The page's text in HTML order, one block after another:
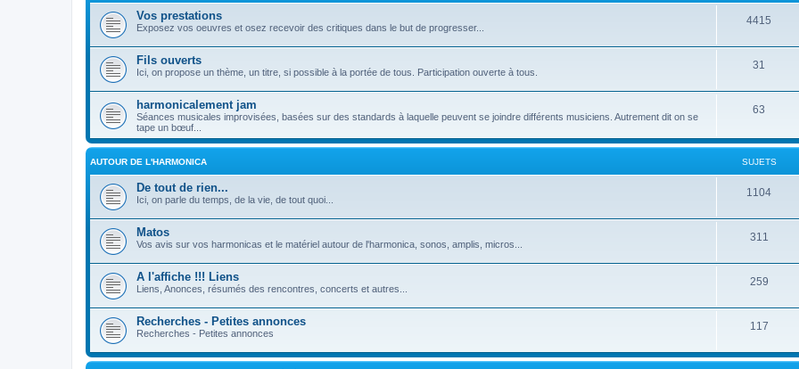
Vos prestations
Exposez vos oeuvres et osez recevoir des critiques dans le but de progresser...
4415
Fils ouverts
Ici, on propose un thème, un titre, si possible à la portée de tous. Participation ouverte à tous.
31
harmonicalement jam
Séances musicales improvisées, basées sur des standards à laquelle peuvent se joindre différents musiciens. Autrement dit on se
tape un bœuf...
63
AUTOUR DE L'HARMONICA SUJETS
De tout de rien...
Ici, on parle du temps, de la vie, de tout quoi...
1104
Matos
Vos avis sur vos harmonicas et le matériel autour de l'harmonica, sonos, amplis, micros...
311
A l'affiche !!! Liens
Liens, Anonces, résumés des rencontres, concerts et autres...
259
Recherches - Petites annonces
Recherches - Petites annonces
117